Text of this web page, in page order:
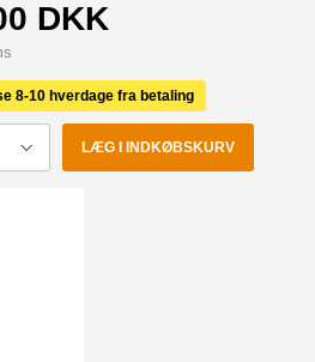
DKK
8-10 hverdage fra betaling
LÆG I INDKØBSKURV